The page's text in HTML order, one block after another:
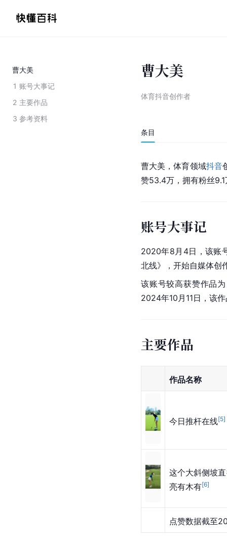
曹大美
1 账号大事记
2 主要作品
3 参考资料
曹大美
体育抖音创作者
条目
曹大美，体育领域抖音
赞53.4万，拥有粉丝9.1
账号大事记
2020年8月4日，该账
北线》，开始自媒体创
该账号较高获赞作品
2024年10月11日，该
主要作品
作品名称
今日推杆在线[5]
这个大斜侧坡
亮有木有[6]
点赞数据截至